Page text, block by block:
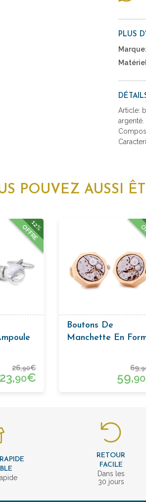
PLUS
Marque:
Article:
argenté.
POUVEZ AUSSI
12%
OFFRE
26,90€
23,90€
Boutons De
Manchette En
69,
59,90
RETOUR
FACILE
Dans les
30 jours